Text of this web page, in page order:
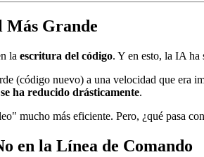
Más Grande
la escritura del código. Y en esto, la IA
(código nuevo) a una velocidad que era
ha reducido drásticamente.
mucho más eficiente. Pero, ¿qué pasa
en la Línea de Comando